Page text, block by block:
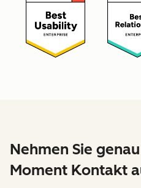
Nehmen Sie
Moment Kontakt